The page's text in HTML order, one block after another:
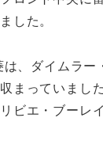
した。
、ダイムラー
まっていまし
ビエ・ブーレ